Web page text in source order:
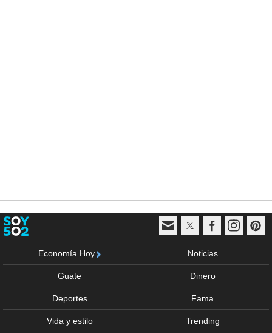
Economía Hoy Noticias
Guate Dinero
Deportes Fama
Vida y estilo Trending